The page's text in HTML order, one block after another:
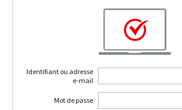
Identifiant ou adresse
e-mail
Mot de passe